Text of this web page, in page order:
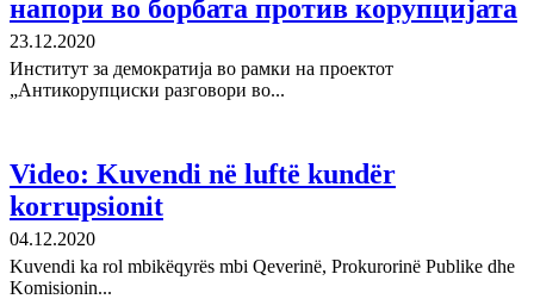
напори во борбата против корупцијата
23.12.2020
Институт за демократија во рамки на проектот
„Антикорупциски разговори во...
Video: Kuvendi në luftë kundër
korrupsionit
04.12.2020
Kuvendi ka rol mbikëqyrës mbi Qeverinë, Prokurorinë Publike dhe
Komisionin...